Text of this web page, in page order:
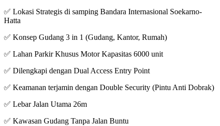
✅ Lokasi Strategis di samping Bandara Internasional Soekarno-
Hatta
✅ Konsep Gudang 3 in 1 (Gudang, Kantor, Rumah)
✅ Lahan Parkir Khusus Motor Kapasitas 6000 unit
✅ Dilengkapi dengan Dual Access Entry Point
✅ Keamanan terjamin dengan Double Security (Pintu Anti Dobrak)
✅ Lebar Jalan Utama 26m
✅ Kawasan Gudang Tanpa Jalan Buntu